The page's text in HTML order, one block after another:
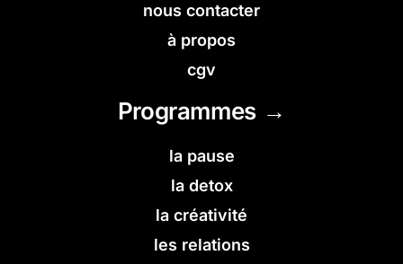
nous contacter
à propos
cgv
Programmes →
la pause
la detox
la créativité
les relations